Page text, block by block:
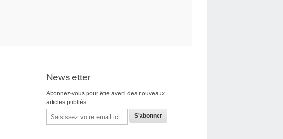
Newsletter
Abonnez-vous pour être averti des nouveaux
articles publiés.
Email